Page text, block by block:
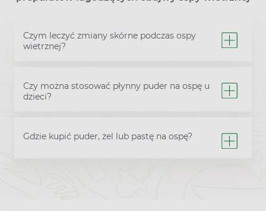
Czym leczyć zmiany skórne podczas ospy
wietrznej?
Czy można stosować płynny puder na ospę u
dzieci?
Gdzie kupić puder, żel lub pastę na ospę?